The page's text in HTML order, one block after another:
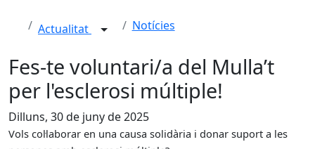
Actualitat Notícies
Fes-te voluntari/a del Mulla’t
per l'esclerosi múltiple!
Dilluns, 30 de juny de 2025
Vols col·laborar en una causa solidària i donar suport a les